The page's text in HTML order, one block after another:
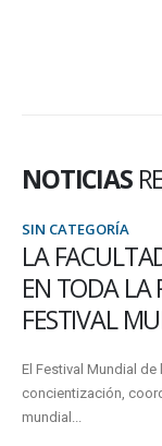
NOTICIAS
SIN CATEGORÍA
LA
EN TODA LA
FESTIVAL
El Festival Mundial
concientización,
mundial...